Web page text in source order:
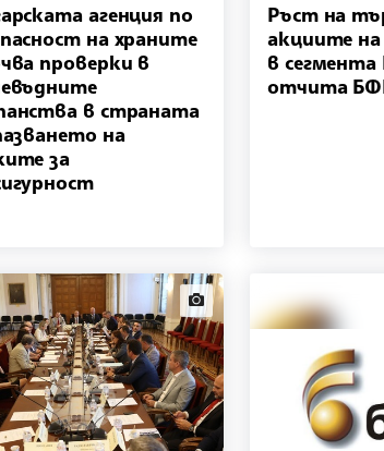
агенция по
на храните
проверки в
в страната
на
за
Ръст на
акциите
в сегмента
отчита
news.images